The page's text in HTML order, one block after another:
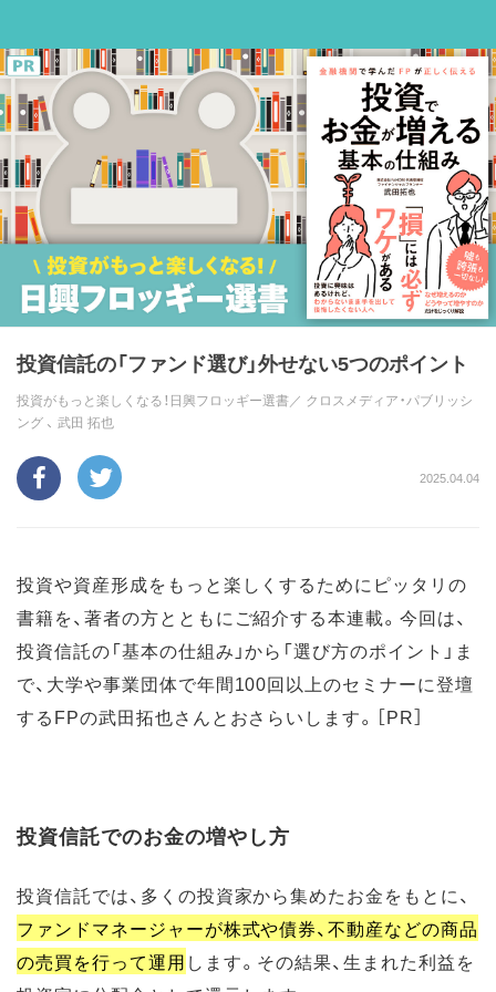
投資信託の「ファンド選び」外せない5つのポイント
投資がもっと楽しくなる！日興フロッギー選書／ クロスメディア・パブリッシ
ング 、 武田 拓也
2025.04.04
投資や資産形成をもっと楽しくするためにピッタリの
書籍を、著者の方とともにご紹介する本連載。今回は、
投資信託の「基本の仕組み」から「選び方のポイント」ま
で、大学や事業団体で年間100回以上のセミナーに登壇
するFPの武田拓也さんとおさらいします。［PR］
投資信託でのお金の増やし方
投資信託では、多くの投資家から集めたお金をもとに、
ファンドマネージャーが株式や債券、不動産などの商品
の売買を行って運用 します。その結果、生まれた利益を